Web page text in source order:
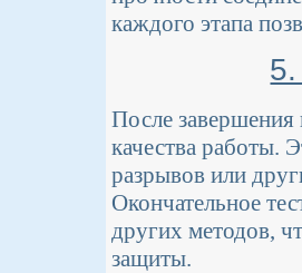
каждого этапа
После завершения
качества работы.
разрывов или
Окончательное
других методов,
защиты.